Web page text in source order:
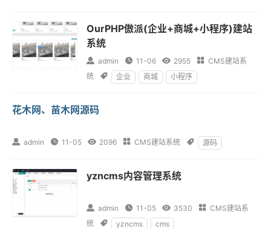
OurPHP傲派(企业+商城+小程序)建站
系统
 admin  11-06  2955  CMS建站系
统
 企业 商城 小程序
花木网、苗木网源码
 admin  11-05  2096  CMS建站系统  源码
yzncms内容管理系统
 admin  11-05  3530  CMS建站系
统
 yzncms cms